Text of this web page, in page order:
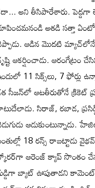
అని తీసిపారేశారు. పెద్దగా
అతడి సత్తా
ఆడిన మొదటి మ్యాచ్‌లోనే
ఆకర్షించాడు.
11 సిక్స్‌లు, 7 ఫోర్లు
సీజన్‌లో ఆటతీరుతోనే క్రికెట్‌
సిరాజ్, రబాడ,
18 రన్స్‌ రాబట్టాడు
ఆరెంజ్‌ క్యాప్‌ సొంతం
బ్యాట్‌ ఊపుతాడని